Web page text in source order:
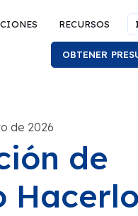
RECURSOS
OBTENER
de 2026
de
Hacerlo